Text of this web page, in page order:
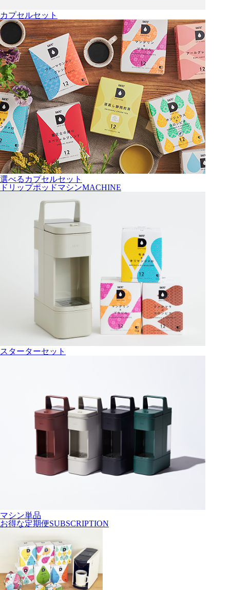
カプセルセット
選べるカプセルセット
ドリップポッドマシンMACHINE
スターターセット
マシン単品
お得な定期便SUBSCRIPTION